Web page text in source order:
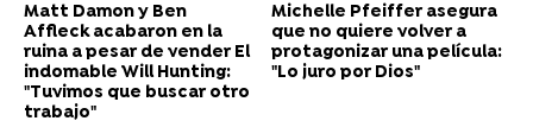
Matt Damon y Ben
Affleck acabaron en la
ruina a pesar de vender El
indomable Will Hunting:
"Tuvimos que buscar otro
trabajo"
Michelle Pfeiffer asegura
que no quiere volver a
protagonizar una película:
"Lo juro por Dios"